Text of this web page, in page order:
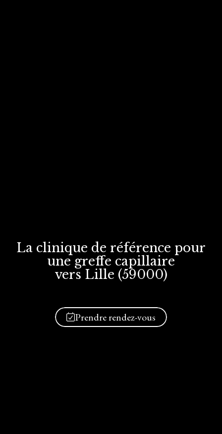
La clinique de référence pour
une greffe capillaire
vers Lille (59000)
Prendre rendez-vous